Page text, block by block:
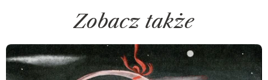
Zobacz także